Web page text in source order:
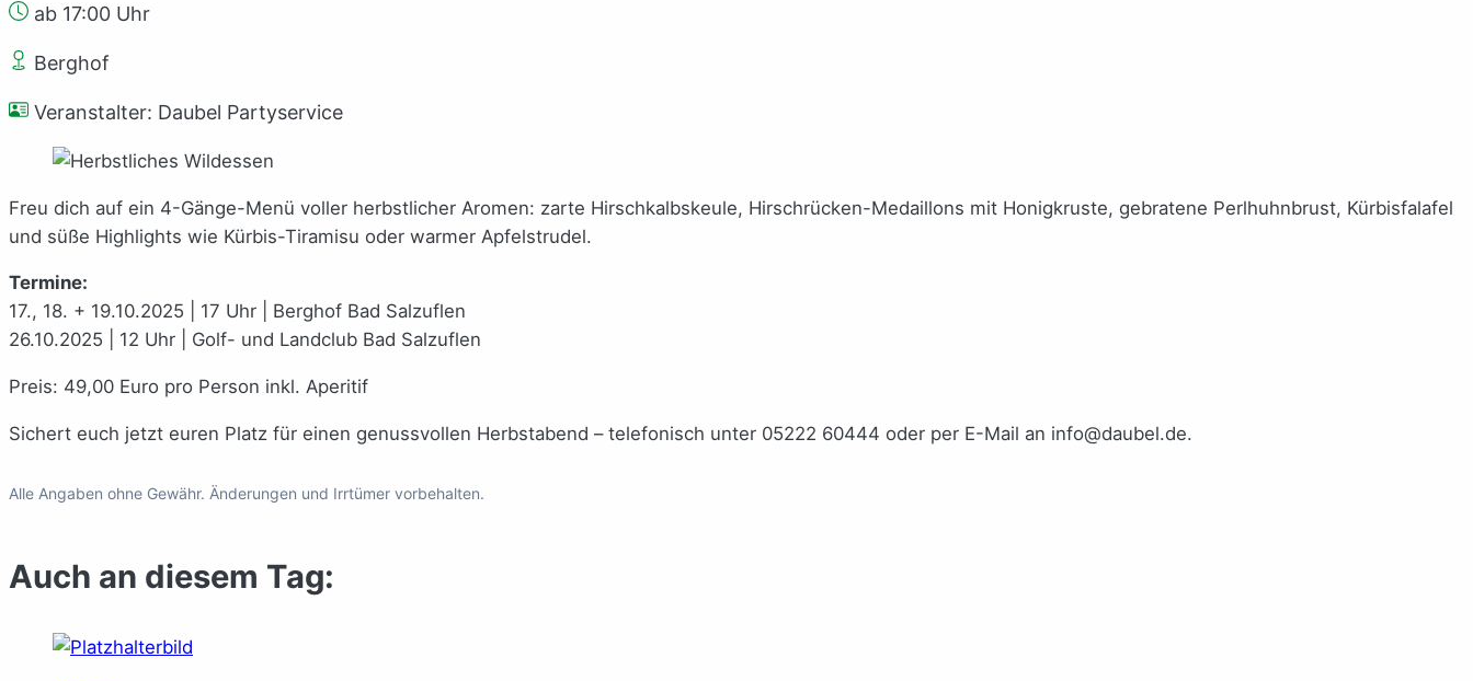
ab 17:00 Uhr
Berghof
Veranstalter: Daubel Partyservice
Freu dich auf ein 4-Gänge-Menü voller herbstlicher Aromen: zarte Hirschkalbskeule, Hirschrücken-Medaillons mit Honigkruste, gebratene Perlhuhnbrust, Kürbisfalafel
und süße Highlights wie Kürbis-Tiramisu oder warmer Apfelstrudel.
Termine:
17., 18. + 19.10.2025 | 17 Uhr | Berghof Bad Salzuflen
26.10.2025 | 12 Uhr | Golf- und Landclub Bad Salzuflen
Preis: 49,00 Euro pro Person inkl. Aperitif
Sichert euch jetzt euren Platz für einen genussvollen Herbstabend – telefonisch unter 05222 60444 oder per E-Mail an info@daubel.de.
Alle Angaben ohne Gewähr. Änderungen und Irrtümer vorbehalten.
Auch an diesem Tag: